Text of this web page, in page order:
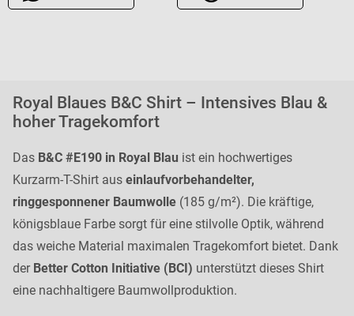
Royal Blaues B&C Shirt – Intensives Blau &
hoher Tragekomfort
Das B&C #E190 in Royal Blau ist ein hochwertiges
Kurzarm-T-Shirt aus einlaufvorbehandelter,
ringgesponnener Baumwolle (185 g/m²). Die kräftige,
königsblaue Farbe sorgt für eine stilvolle Optik, während
das weiche Material maximalen Tragekomfort bietet. Dank
der Better Cotton Initiative (BCI) unterstützt dieses Shirt
eine nachhaltigere Baumwollproduktion.